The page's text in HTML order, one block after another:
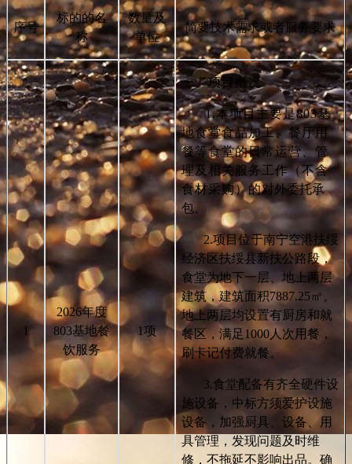
序号
标的的名
称
数量及
单位
简要技术需求或者服务要求
1
2026年度
803基地餐
饮服务
1项
一、项目概况
1.本项目主要是803基
地食堂食品加工、餐厅用
餐等食堂的日常运营、管
理及相关服务工作（不含
食材采购）的对外委托承
包。
2.项目位于南宁空港扶绥
经济区扶绥县新扶公路段，
食堂为地下一层、地上两层
建筑，建筑面积7887.25㎡。
地上两层均设置有厨房和就
餐区，满足1000人次用餐，
刷卡记付费就餐。
3.食堂配备有齐全硬件设
施设备，中标方须爱护设施
设备，加强厨具、设备、用
具管理，发现问题及时维
修，不拖延不影响出品。确